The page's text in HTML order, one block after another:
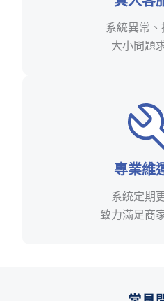
系統異常、
大小問題
專業維
系統定期
致力滿足商